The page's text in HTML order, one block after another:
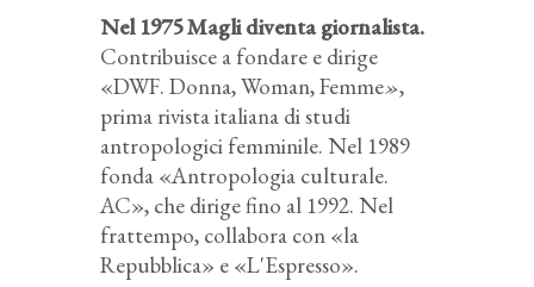
Nel 1975 Magli diventa giornalista.
Contribuisce a fondare e dirige
«DWF. Donna, Woman, Femme»,
prima rivista italiana di studi
antropologici femminile. Nel 1989
fonda «Antropologia culturale.
AC», che dirige fino al 1992. Nel
frattempo, collabora con «la
Repubblica» e «L'Espresso».